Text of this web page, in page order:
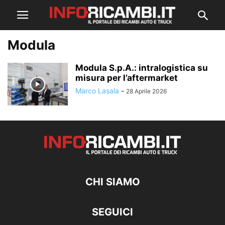
Modula
Modula S.p.A.: intralogistica su
misura per l’aftermarket
Marco Lasala - 28 Aprile 2026
CHI SIAMO
SEGUICI